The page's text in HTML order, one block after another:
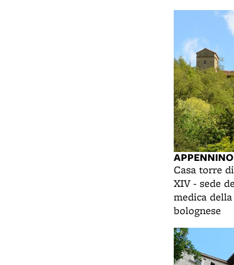
Casa torre
XIV - sede
medica
bolognese